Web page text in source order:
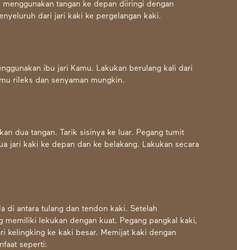
tangan ke depan diiringi dengan
dari jari kaki ke pergelangan kaki.
ibu jari Kamu. Lakukan berulang kali dari
rileks dan senyaman mungkin.
dua tangan. Tarik sisinya ke luar. Pegang tumit
jari kaki ke depan dan ke belakang. Lakukan secara
di antara tulang dan tendon kaki. Setelah
memiliki lekukan dengan kuat. Pegang pangkal kaki,
kelingking ke kaki besar. Memijat kaki dengan
seperti: